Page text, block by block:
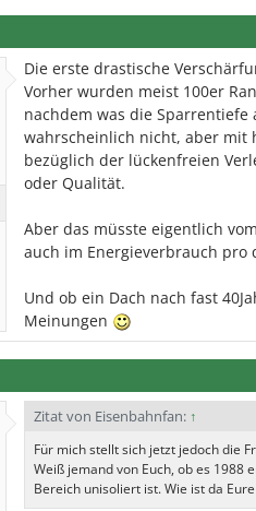
Die erste drastische
Vorher wurden meist 100er
nachdem was die
wahrscheinlich nicht, aber mit
bezüglich der lückenfreien
oder Qualität.
Aber das müsste eigentlich
auch im Energieverbrauch pro
Und ob ein Dach nach fast
Meinungen
Zitat von Eisenbahnfan: ↑
Für mich stellt sich jetzt jedoch die
Weiß jemand von Euch, ob es 1988
Bereich unisoliert ist. Wie ist da